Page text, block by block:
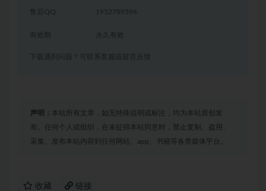
售后QQ 1952789596
有效期 永久有效
下载遇到问题？可联系客服或留言反馈
声明： 本站所有文章，如无特殊说明或标注，均为本站原创发
布。任何个人或组织，在未征得本站同意时，禁止复制、盗用、
采集、发布本站内容到任何网站、app、书籍等各类媒体平台。
收藏 链接